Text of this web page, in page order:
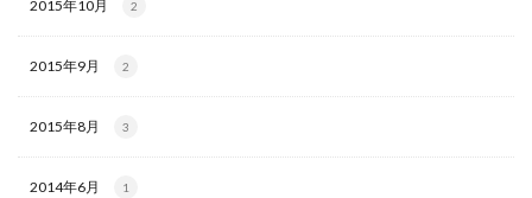
2015年10月 2
2015年9月 2
2015年8月 3
2014年6月 1